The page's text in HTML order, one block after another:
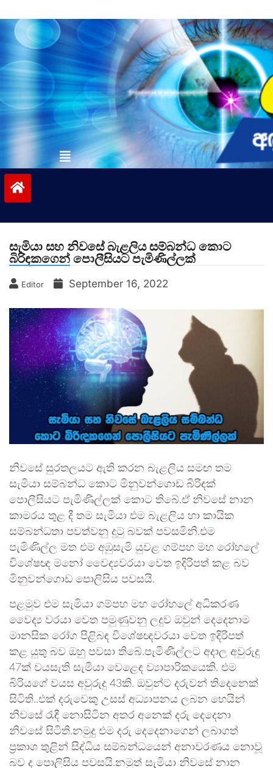
to
contentvinivida.lk
සැමියා සහ නිවසේ බැළලිය සම්බන්ධ කොට
බිරිඳකගෙන් පොලීසියට පැමිණිල්ලක්
Editor September 16, 2022
නිවසේ සුරතලයට ඇති කරන බැළලිය සමඟ තම
සැමියා සම්බන්ධ කොට මිනුවන්ගොඩ බිරිඳක්
පොලීසියට පැමිණිල්ලක් කොට තිබේ.ඒ නිවසේ නාන
කාමරය තුළ දී තම සැමියා එම බැළලිය හා කායික
සම්බන්ධතා පවත්වනු දුටු බවක් පවසමිනි.එම
පැමිණිල්ල මත එම අඹුසැමි යුවළ ගම්පහ මහ රෝහලේ
විශේෂඥ මනෝ වෛද්‍යවරයා වෙත ඉදිරිපත් කළ බව
මිනුවන්ගොඩ පොලිසිය පවසයි.
පළමුව එම සැමියා ගම්පහ මහ රෝහලේ අධිකරණ
වෛද්‍ය වරයා වෙත පමුණුවනු ලදුව ඔවුන් දෙදෙනාම
මානසික රෝග පිළිබඳ විශේෂඥවරයා වෙත ඉදිරිපත්
කළ යුතු බව ඔහු පවසා තිබේ.පැමිණිල්ලට අදාල අවුරුදු
47ක් වයසැති සැමියා වෙළෙඳ ව්‍යාපාරිකයෙකි. එම
බිරියගේ වයස අවුරුදු 43කි. ඔවුන්ට දරුවන් තිදෙනෙක්
සිටිති..එක් දරුවෙකු උසස් අධ්‍යාපනය ලබන හෙයින්
නිවසේ රැඳී නොසිටින අතර අනෙක් දරු දෙදෙනා
නිවසේ සිටිති.නමුදු එම දරු දෙදෙනාගෙන් ලබාගත්
ප්‍රකාශ තුළින් සිද්ධිය සම්බන්ධයෙන් අනාවරණය නොවූ
බව ද පොලිසිය පවසයි.නමුත් සැමියා නිවසේ නාන